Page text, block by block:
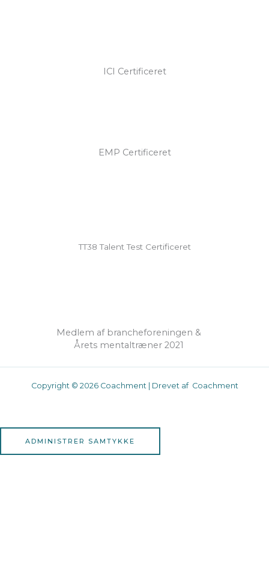
ICI Certificeret
EMP Certificeret
TT38 Talent Test Certificeret
Medlem af brancheforeningen &
Årets mentaltræner 2021
Copyright © 2026 Coachment | Drevet af Coachment
ADMINISTRER SAMTYKKE